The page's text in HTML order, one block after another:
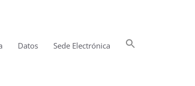
Datos Sede Electrónica